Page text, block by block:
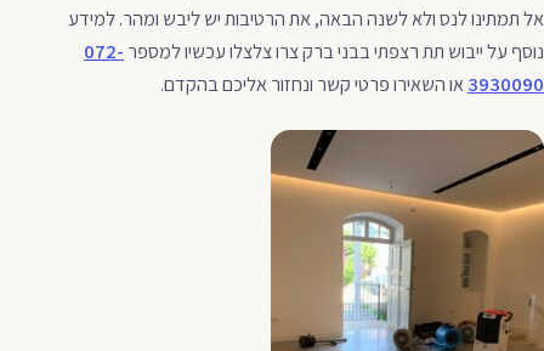
אל תמתינו לנס ולא לשנה הבאה, את הרטיבות יש ליבש ומהר. למידע
נוסף על ייבוש תת רצפתי בבני ברק צרו צלצלו עכשיו למספר 072-
3930090או השאירו פרטי קשר ונחזור אליכם בהקדם.